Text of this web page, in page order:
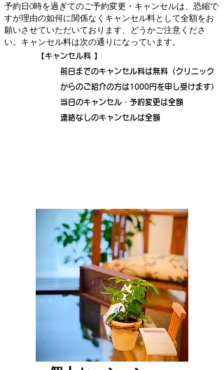
予約日0時を過ぎてのご予約変更・キャンセルは、恐縮で
すが理由の如何に関係なくキャンセル料として全額をお
願いさせていただいております、どうかご注意くださ
い。 キャンセル料は次の通りになっています。
【キャンセル料 】
前日までのキャンセル料は無料（クリニック
からのご紹介の方は1000円を申し受けます）
当日のキャンセル・予約変更は全額
連絡なしのキャンセルは全額